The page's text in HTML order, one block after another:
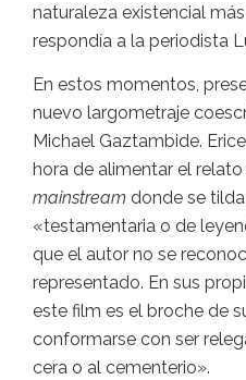
naturaleza existencial
respondía a la periodista
En estos momentos,
nuevo largometraje
Michael Gaztambide.
hora de alimentar el
mainstream donde se
«testamentaria o de
que el autor no se
representado. En sus
este film es el broche de
conformarse con ser
cera o al cementerio».